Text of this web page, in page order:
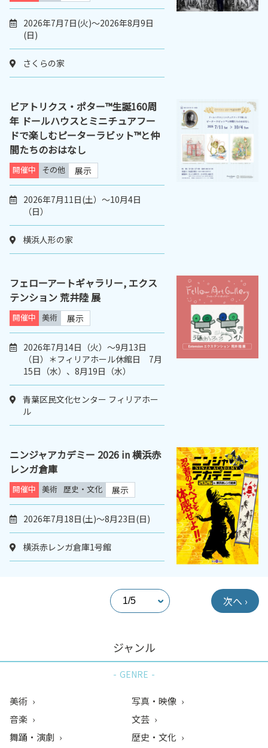
2026年7月7日(火)～2026年8月9日
(日)
さくらの家
ビアトリクス・ポター™生誕160周
年 ドールハウスとミニチュアフー
ドで楽しむピーターラビット™と仲
間たちのおはなし
開催中 その他 展示
2026年7月11日(土）～10月4日
（日）
横浜人形の家
フェローアートギャラリー, エクス
テンション 荒井陸 展
開催中 美術 展示
2026年7月14日（火）〜9月13日
（日）＊フィリアホール休館日 7月
15日（水）、8月19日（水）
青葉区民文化センター フィリアホー
ル
ニンジャアカデミー 2026 in 横浜赤
レンガ倉庫
開催中 美術 歴史・文化 展示
2026年7月18日(土)～8月23日(日)
横浜赤レンガ倉庫1号館
次へ ›
ジャンル
GENRE
美術
音楽
舞踊・演劇
写真・映像
文芸
歴史・文化